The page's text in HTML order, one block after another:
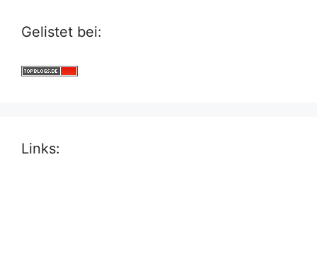
Gelistet bei:
Links: